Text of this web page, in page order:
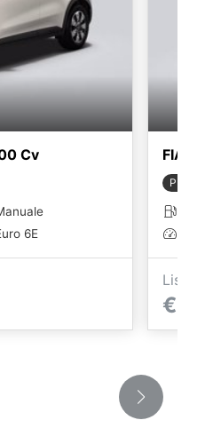
Cv
6E
FIAT